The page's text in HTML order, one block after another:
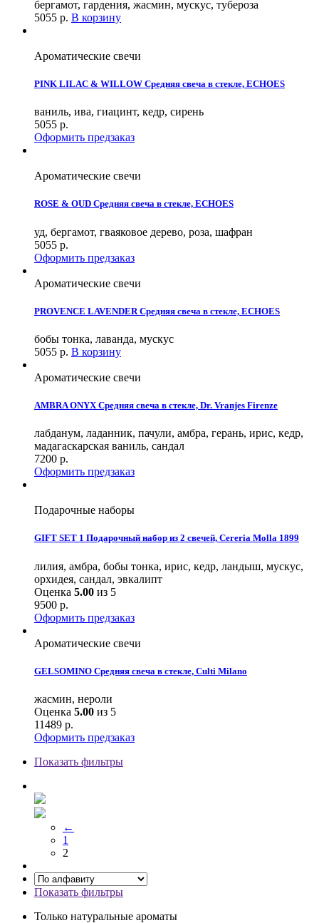
бергамот, гардения, жасмин, мускус, тубероза
5055 р. В корзину
Ароматические свечи
PINK LILAC & WILLOW Средняя свеча в стекле, ECHOES
ваниль, ива, гиацинт, кедр, сирень
5055 р.
Оформить предзаказ
Ароматические свечи
ROSE & OUD Средняя свеча в стекле, ECHOES
уд, бергамот, гваяковое дерево, роза, шафран
5055 р.
Оформить предзаказ
Ароматические свечи
PROVENCE LAVENDER Средняя свеча в стекле, ECHOES
бобы тонка, лаванда, мускус
5055 р. В корзину
Ароматические свечи
AMBRA ONYX Средняя свеча в стекле, Dr. Vranjes Firenze
лабданум, ладанник, пачули, амбра, герань, ирис, кедр,
мадагаскарская ваниль, сандал
7200 р.
Оформить предзаказ
Подарочные наборы
GIFT SET 1 Подарочный набор из 2 cвечей, Cereria Molla 1899
лилия, амбра, бобы тонка, ирис, кедр, ландыш, мускус,
орхидея, сандал, эвкалипт
Оценка 5.00 из 5
9500 р.
Оформить предзаказ
Ароматические свечи
GELSOMINO Средняя свеча в стекле, Culti Milano
жасмин, нероли
Оценка 5.00 из 5
11489 р.
Оформить предзаказ
Показать фильтры
←
1
2
Показать фильтры
Только натуральные ароматы